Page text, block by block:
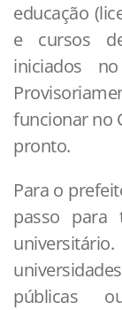
educação
e cursos
iniciados
funcionar no
pronto.
Para o
passo para
públicas